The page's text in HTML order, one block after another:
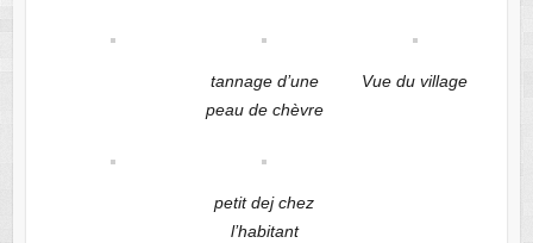
tannage d’une
peau de chèvre
Vue du village
petit dej chez
l’habitant